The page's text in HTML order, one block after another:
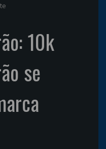
10k
se